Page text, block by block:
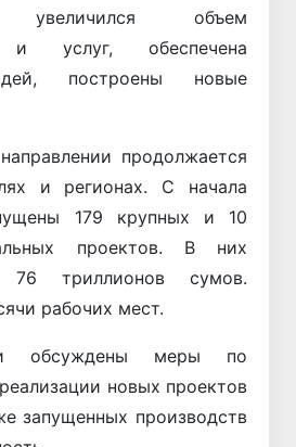
увеличился объем
и услуг, обеспечена
построены новые
продолжается
и регионах. С начала
179 крупных и 10
проектов. В них
76 триллионов сумов.
рабочих мест.
обсуждены меры по
новых проектов
запущенных производств